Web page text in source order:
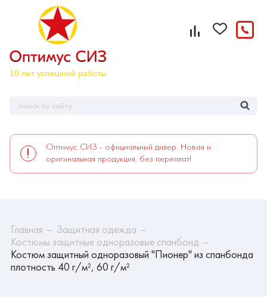
Оптимус СИЗ - официальный дилер. Новая и
оригинальная продукция, без переплат!
Главная
Защитная одежда
Костюмы защитные одноразовые спанбонд
Костюм защитный одноразовый "Пионер" из спанбонда
плотность 40 г/м², 60 г/м²